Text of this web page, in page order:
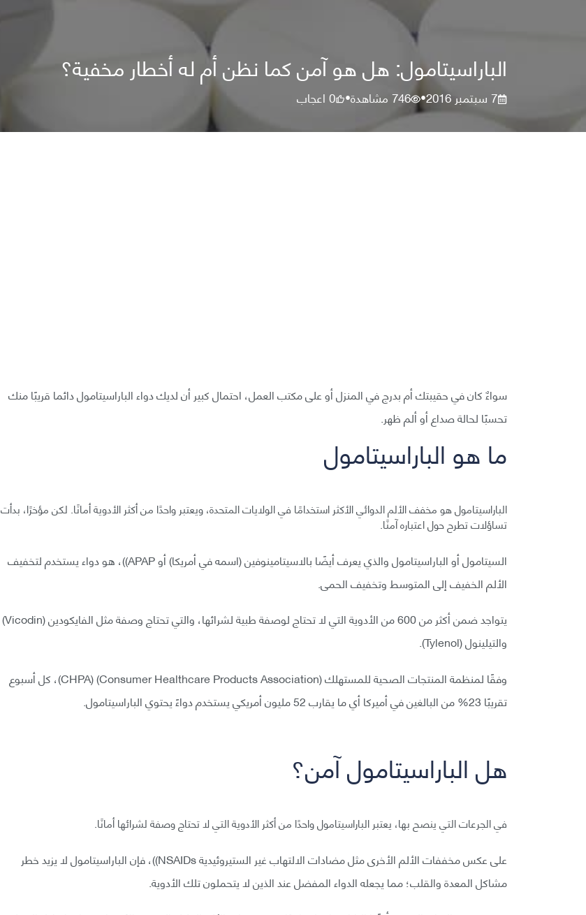
الباراسيتامول: هل هو آمن كما نظن أم له أخطار مخفية؟
7 سبتمبر 2016 •
746مشاهدة•
0اعجاب
سواءٌ كان في حقيبتك أم بدرج في المنزل أو على مكتب العمل، احتمال كبير أن لديك دواء الباراسيتامول دائما قريبًا منك
تحسبًا لحالة صداع أو ألم ظهر.
ما هو الباراسيتامول
الباراسيتامول هو مخفف الألم الدوائي الأكثر استخدامًا في الولايات المتحدة، ويعتبر واحدًا من أكثر الأدوية أمانًا. لكن مؤخرًا، بدأت
تساؤلات تطرح حول اعتباره آمنًا.
السيتامول أو الباراسيتامول والذي يعرف أيضًا بالاسيتامينوفين (اسمه في أمريكا) أو APAP))، هو دواء يستخدم لتخفيف
الألم الخفيف إلى المتوسط وتخفيف الحمى.
يتواجد ضمن أكثر من 600 من الأدوية التي لا تحتاج لوصفة طبية لشرائها، والتي تحتاج وصفة مثل الفايكودين (Vicodin)
والتيلينول (Tylenol).
وفقًا لمنظمة المنتجات الصحية للمستهلك (Consumer Healthcare Products Association) (CHPA)، كل أسبوع
تقريبًا 23% من البالغين في أميركا أي ما يقارب 52 مليون أمريكي يستخدم دواءً يحتوي الباراسيتامول.
هل الباراسيتامول آمن؟
في الجرعات التي ينصح بها، يعتبر الباراسيتامول واحدًا من أكثر الأدوية التي لا تحتاج وصفة لشرائها أمانًا.
على عكس مخففات الألم الأخرى مثل مضادات الالتهاب غير الستيروئيدية NSAIDs))، فإن الباراسيتامول لا يزيد خطر
مشاكل المعدة والقلب؛ مما يجعله الدواء المفضل عند الذين لا يتحملون تلك الأدوية.